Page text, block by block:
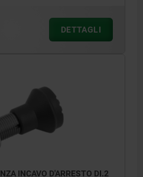
DETTAGLI
INCAVO D'ARRESTO DI.2